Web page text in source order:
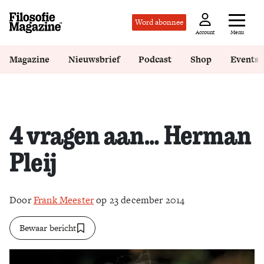
Word abonnee
Account Menu
Magazine Nieuwsbrief Podcast Shop Events
4 vragen aan… Herman
Pleij
DoorFrank Meesterop 23 december 2014
Bewaar bericht